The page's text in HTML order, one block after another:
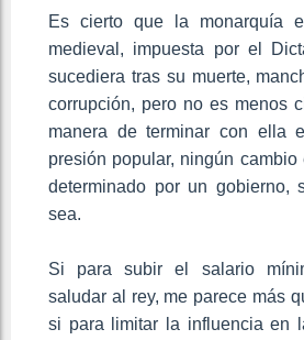
Es cierto que la monarquía
medieval, impuesta por el
sucediera tras su muerte,
corrupción, pero no es menos
manera de terminar con ella
presión popular, ningún cambio
determinado por un gobierno,
sea.
Si para subir el salario
saludar al rey, me parece más
si para limitar la influencia en